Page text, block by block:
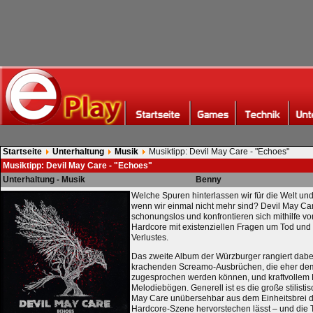
Startseite Unterhaltung Musik
Musiktipp: Devil May Care - "Echoes"
Musiktipp: Devil May Care - "Echoes"
Unterhaltung - Musik
Benny
Welche Spuren hinterlassen wir für die Welt
wenn wir einmal nicht mehr sind? Devil May
schonungslos und konfrontieren sich mithilfe
Hardcore mit existenziellen Fragen um Tod
Verlustes.
Das zweite Album der Würzburger rangiert
krachenden Screamo-Ausbrüchen, die eher
zugesprochen werden können, und kraftvollem
Melodiebögen. Generell ist es die große
May Care unübersehbar aus dem Einheitsbrei
Hardcore-Szene hervorstechen lässt – und die